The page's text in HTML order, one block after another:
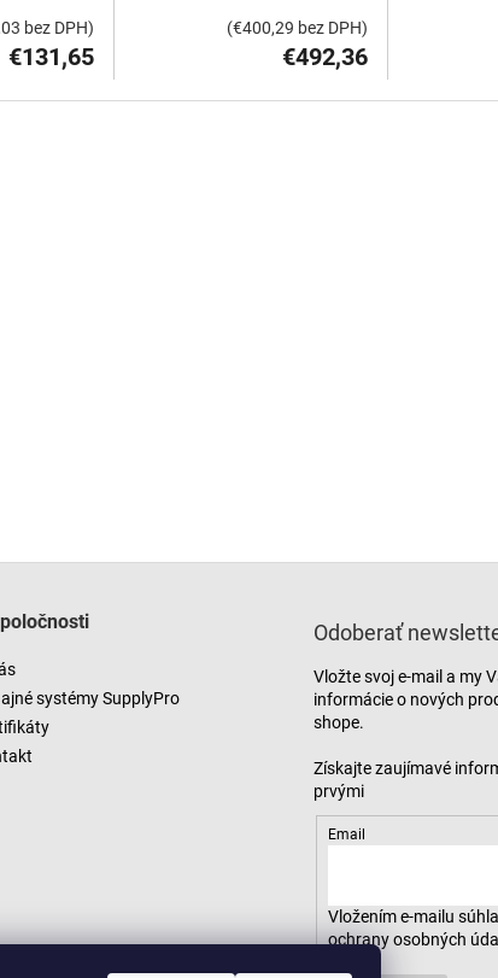
€131,65
bez DPH)
€492,36
(€400,29 bez DPH)
systémy SupplyPro
Odoberať
Vložte svoj e-mail a my
informácie o nových
shope.
Email
Vložením e-mailu
ochrany osobných